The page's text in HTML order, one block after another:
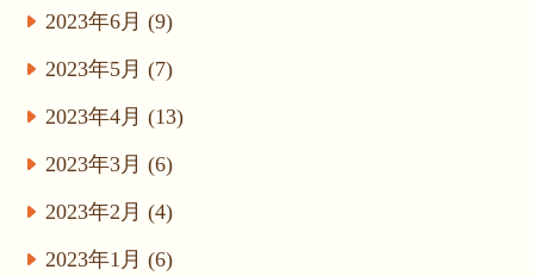
2023年6月 (9)
2023年5月 (7)
2023年4月 (13)
2023年3月 (6)
2023年2月 (4)
2023年1月 (6)